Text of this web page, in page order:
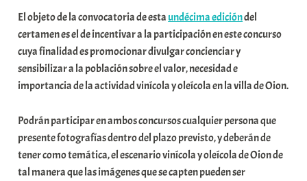
El objeto de la convocatoria de estaundécima edicióndel
certamen es el de incentivar a la participación en este concurso
cuya finalidad es promocionar divulgar concienciar y
sensibilizar a la población sobre el valor, necesidad e
importancia de la actividad vinícola y oleícola en la villa de Oion.
Podrán participar en ambos concursos cualquier persona que
presente fotografías dentro del plazo previsto, y deberán de
tener como temática, el escenario vinícola y oleícola de Oion de
tal manera que las imágenes que se capten pueden ser